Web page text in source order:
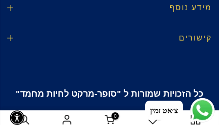
מידע נוסף
קישורים
כל הזכויות שמורות ל "סופר-מרקט לחיות מחמד"
0
צ׳אט זמין